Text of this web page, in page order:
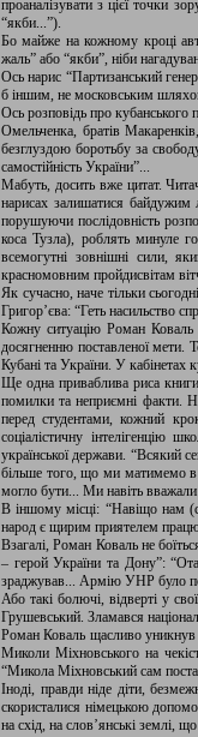
проаналізувати з цієї точки
“якби...”).
Бо майже на кожному кроці
жаль” або “якби”, ніби
Ось нарис “Партизанський
б іншим, не московським
Ось розповідь про кубанського
Омельченка, братів
безглуздою боротьбу за
самостійність України”...
Мабуть, досить вже цитат.
нарисах залишатися байдужим
порушуючи послідовність
коса Тузла), роблять минуле
всемогутні зовнішні сили,
красномовним пройдисвітам
Як сучасно, наче тільки
Григор’єва: “Геть насильство
Кожну ситуацію Роман Коваль
досягненню поставленої мети.
Кубані та України. У кабінетах
Ще одна приваблива риса
помилки та неприємні факти.
перед студентами, кожний
соціалістичну інтелігенцію
української держави. “Всякий
більше того, що ми матимемо в
могло бути... Ми навіть вважали
В іншому місці: “Навіщо нам
народ є щирим приятелем
Взагалі, Роман Коваль не
– герой України та Дону”:
зраджував... Армію УНР було
Або такі болючі, відверті у
Грушевський. Зламався
Роман Коваль щасливо уникнув
Миколи Міхновського на
“Микола Міхновський сам
Іноді, правди ніде діти,
скористалися німецькою
на схід, на слов’янські землі,